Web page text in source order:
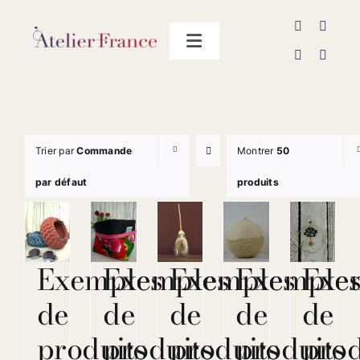
Toggle
Trier parCommande
par défaut
Montrer 50
produits
Exemples
de
produits
Exemples
de
produits
Exemples
de
produits
de
produits
de